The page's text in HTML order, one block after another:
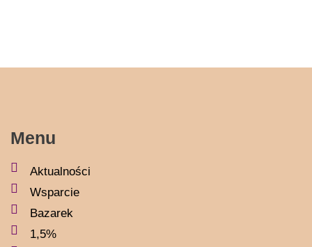
Menu
Aktualności
Wsparcie
Bazarek
1,5%